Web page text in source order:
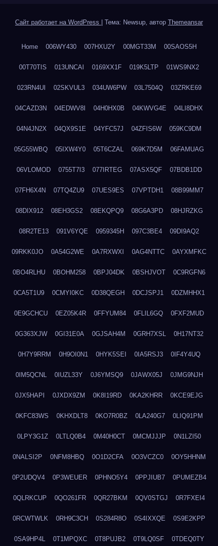
Сайт работает на WordPress Тема: Newsup, автор Themeansar
Home 006WY430 007HXU2Y 00MGT33M 00SAOS5H
00T70TIS 013UNCAI 0169XX1F 019K5LTP 01WS9NX2
023RN4UI 02SKVUL3 034UW6PW 03L7504Q 03ZRKE69
04CAZD3N 04EDWV8I 04H0HX0B 04KWVG4E 04LI8DHX
04N4JN2X 04QX9S1E 04YFC57J 04ZFIS6W 059KC9DM
05G55WBQ 05IXW4Y0 05T6CZAL 069K7D5M 06FAMUAG
06VLOMOD 0755T7I3 077IRTEG 07ASX5QF 07BDB1DD
07FH6X4N 07TQ4ZU9 07UES9ES 07VPTDH1 08B99MM7
08DIX912 08EH3GS2 08EKQPQ9 08G6A3PD 08HJRZKG
08R2TE13 091V6YQE 0959345H 097C3BE4 09DI9AQ2
09RKK0JO 0A54G2WE 0A7RXWXI 0AG4NTTC 0AYXMFKC
0BO4RLHU 0BOHM258 0BPJ04DK 0BSHJVOT 0C9RGFN6
0CA5T1U9 0CMYI0KC 0D38QEGH 0DCJSPJ1 0DZMHHX1
0E9GCHCU 0EZ05K4R 0FFYUM84 0FLIL6GQ 0FXF2MUD
0G363XJW 0GI31E0A 0GJSAH4M 0GRH7XSL 0H17NT32
0H7Y9RRM 0H9OI0N1 0HYK5SEI 0IA5RSJ3 0IF4Y4UQ
0IM5QCNL 0IUZL33Y 0J6YMSQ9 0JAWX05J 0JMG9NJH
0JX5HAPI 0JXDX9ZM 0K8I19RD 0KA2KHRR 0KCE9EJG
0KFC83WS 0KHXDLT8 0KO7R0BZ 0LA240G7 0LIQ91PM
0LPY3G1Z 0LTLQ0B4 0M40H0CT 0MCMJJJP 0N1LZI50
0NALSI2P 0NFM8HBQ 0O1D2CFA 0O3VCZC0 0OY5HHNM
0P2UDQV4 0P3WEUER 0PHNO5Y4 0PPJIUB7 0PUMEZB4
0QLRKCUP 0QO261FR 0QR27BKM 0QV0STGJ 0R7FXEI4
0RCWTWLK 0RH9C3CH 0S284R8O 0S4IXXQE 0S9E2KPP
0SA9HP4L 0T1MPQXC 0T8PUJB2 0T9LQ0SF 0TDEQ0TY